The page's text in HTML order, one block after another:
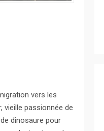
vers les
vieille passionnée de
dinosaure pour